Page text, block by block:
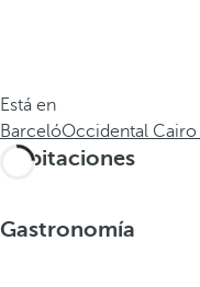
Está en
BarcelóOccidental
Habitaciones
Gastronomía